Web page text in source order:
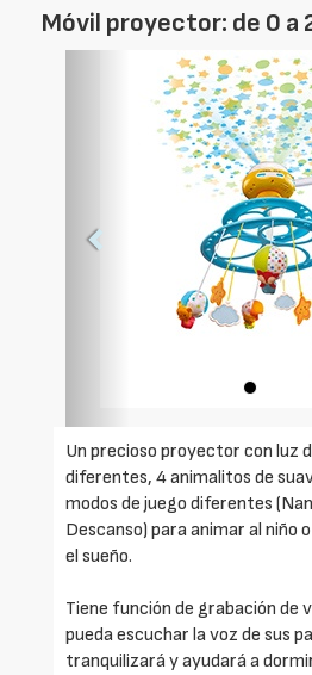
Móvil proyector: de 0 a
Anterior
Un precioso proyector con luz
diferentes, 4 animalitos de
modos de juego diferentes
Descanso) para animar al niño
el sueño.
Tiene función de grabación de
pueda escuchar la voz de sus
tranquilizará y ayudará a